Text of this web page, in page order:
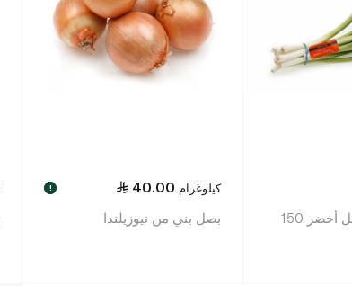
سبينس فوود بصل أخضر 150
40.00 كيلوغرام !
بصل بني من نيوزيلندا